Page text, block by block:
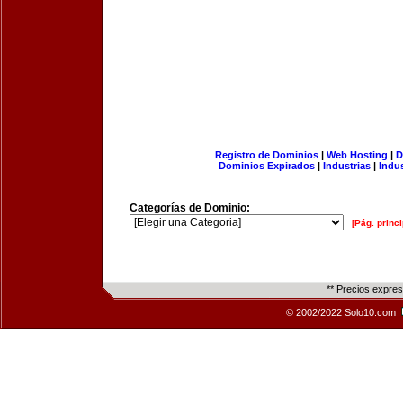
Registro de Dominios| Web Hosting |
Dominios Expirados | Industrias |
Categorías de Dominio:
[Pág.
** Precios
© 2002/2022 Solo10.com